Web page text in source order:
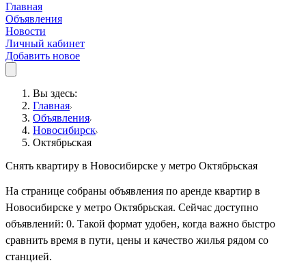
Главная
Объявления
Новости
Личный кабинет
Добавить новое
Вы здесь:
Главная
Объявления
Новосибирск
Октябрьская
Снять квартиру в Новосибирске у метро Октябрьская
На странице собраны объявления по аренде квартир в
Новосибирске у метро Октябрьская. Сейчас доступно
объявлений: 0. Такой формат удобен, когда важно быстро
сравнить время в пути, цены и качество жилья рядом со
станцией.